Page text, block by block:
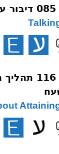
דרשות 116